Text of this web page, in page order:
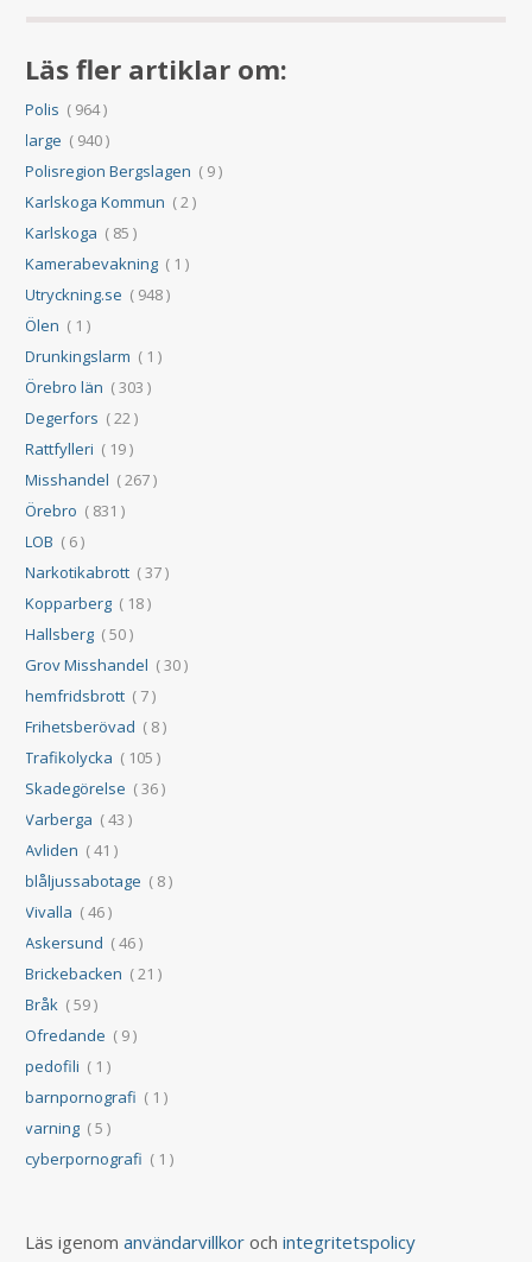
Läs fler artiklar om:
Polis ( 964 )
large ( 940 )
Polisregion Bergslagen ( 9 )
Karlskoga Kommun ( 2 )
Karlskoga ( 85 )
Kamerabevakning ( 1 )
Utryckning.se ( 948 )
Ölen ( 1 )
Drunkingslarm ( 1 )
Örebro län ( 303 )
Degerfors ( 22 )
Rattfylleri ( 19 )
Misshandel ( 267 )
Örebro ( 831 )
LOB ( 6 )
Narkotikabrott ( 37 )
Kopparberg ( 18 )
Hallsberg ( 50 )
Grov Misshandel ( 30 )
hemfridsbrott ( 7 )
Frihetsberövad ( 8 )
Trafikolycka ( 105 )
Skadegörelse ( 36 )
Varberga ( 43 )
Avliden ( 41 )
blåljussabotage ( 8 )
Vivalla ( 46 )
Askersund ( 46 )
Brickebacken ( 21 )
Bråk ( 59 )
Ofredande ( 9 )
pedofili ( 1 )
barnpornografi ( 1 )
varning ( 5 )
cyberpornografi ( 1 )
Läs igenomanvändarvillkor ochintegritetspolicy